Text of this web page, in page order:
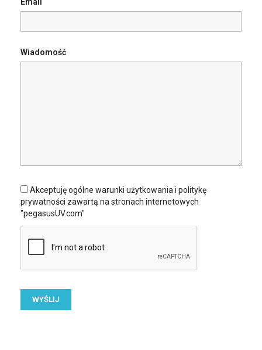
Email
Wiadomość
Akceptuję ogólne warunki użytkowania i politykę
prywatności zawartą na stronach internetowych
"pegasusUV.com"